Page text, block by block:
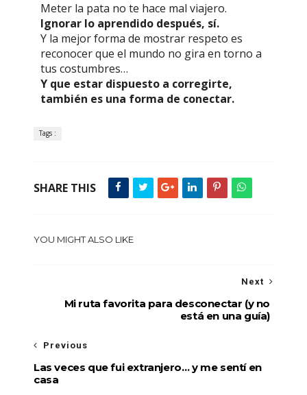
Meter la pata no te hace mal viajero.
Ignorar lo aprendido después, sí.
Y la mejor forma de mostrar respeto es
reconocer que el mundo no gira en torno a
tus costumbres…
Y que estar dispuesto a corregirte,
también es una forma de conectar.
Tags :
SHARE THIS
YOU MIGHT ALSO LIKE
Next
Mi ruta favorita para desconectar (y no
está en una guía)
Previous
Las veces que fui extranjero… y me sentí en
casa